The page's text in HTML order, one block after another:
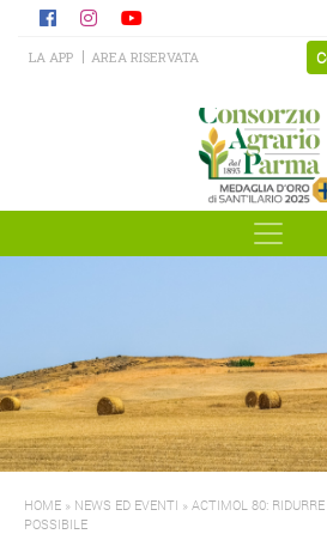
LA APP AREA RISERVATA
HOME » NEWS ED EVENTI » ACTIMOL 80:
POSSIBILE